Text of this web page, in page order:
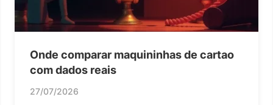
Onde comparar maquininhas de cartao
com dados reais
27/07/2026